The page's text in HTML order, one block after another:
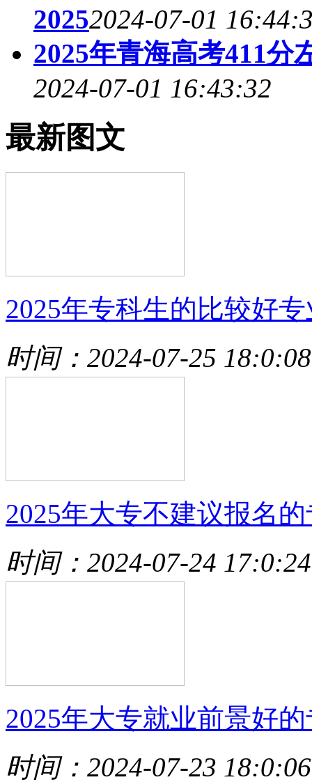
20252024-07-01
2025年青海高考411分
2024-07-01 16:43:32
最新图文
2025年专科生的比较好
时间：2024-07-25 18:0:08
2025年大专不建议报名
时间：2024-07-24 17:0:24
2025年大专就业前景好
时间：2024-07-23 18:0:06